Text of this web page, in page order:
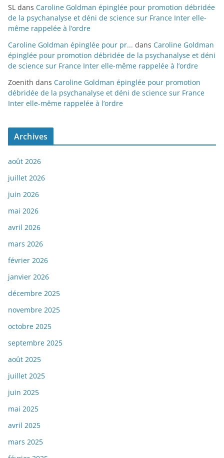
SL dans Caroline Goldman épinglée pour promotion débridée
de la psychanalyse et déni de science sur France Inter elle-
même rappelée à l’ordre
Caroline Goldman épinglée pour pr... dans Caroline Goldman
épinglée pour promotion débridée de la psychanalyse et déni
de science sur France Inter elle-même rappelée à l’ordre
Zoenith dans Caroline Goldman épinglée pour promotion
débridée de la psychanalyse et déni de science sur France
Inter elle-même rappelée à l’ordre
Archives
août 2026
juillet 2026
juin 2026
mai 2026
avril 2026
mars 2026
février 2026
janvier 2026
décembre 2025
novembre 2025
octobre 2025
septembre 2025
août 2025
juillet 2025
juin 2025
mai 2025
avril 2025
mars 2025